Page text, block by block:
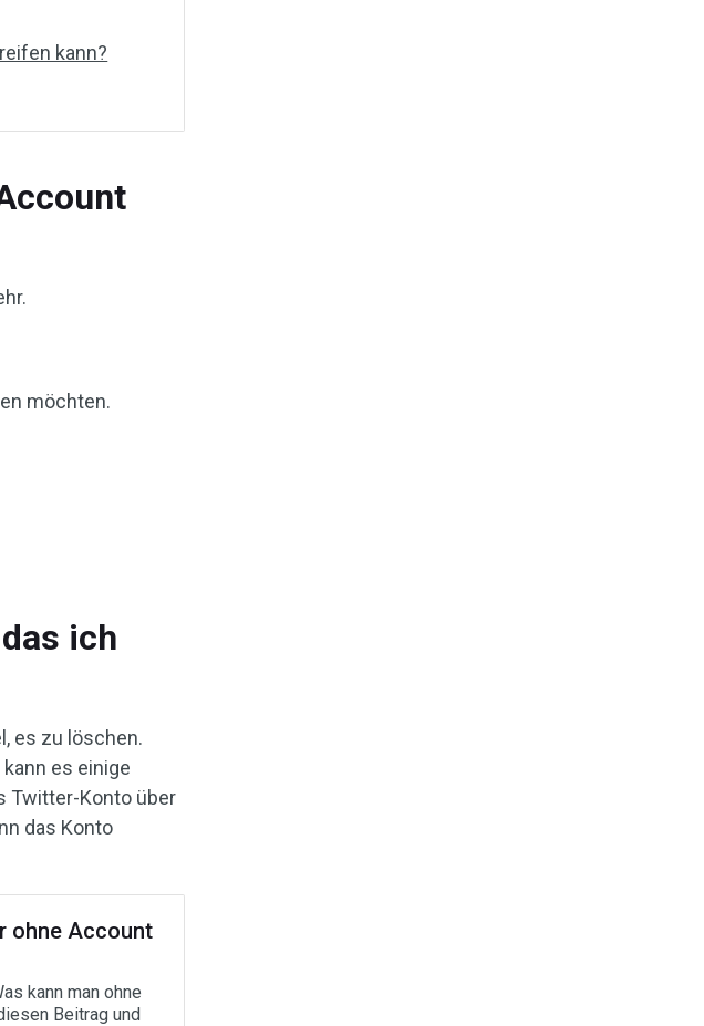
kann?
möchten.
ich
es zu löschen.
es einige
Twitter-Konto über
das Konto
ohne Account
kann man ohne
Beitrag und